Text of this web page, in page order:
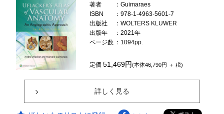
著者
：Guimaraes
ISBN
：978-1-4963-5601-7
出版社
：WOLTERS KLUWER
出版年
：2021年
ページ数 ：1094pp.
定価51,469円(本体46,790円 ＋ 税)
詳しく見る